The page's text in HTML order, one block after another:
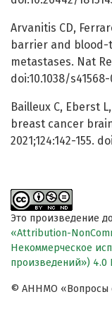
Arvanitis CD,
barrier and
metastases. Nat
doi:10.1038/
Bailleux C, Eberst
breast cancer
2021;124:142-155.
Это произведение
«Attribution-
Некоммерческое
произведений») 4.0
© АННМО «Вопросы